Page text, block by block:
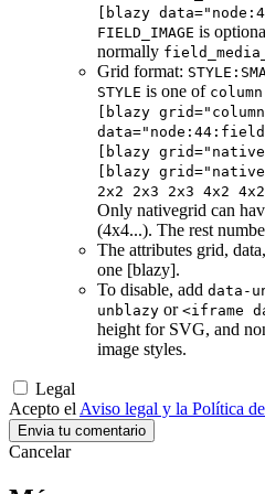
[blazy
FIELD_IMAGE is
normally
Grid format:
STYLE is one of
[blazy
[blazy
[blazy
2x2 2x3 2x3 4x2
Only nativegrid can
(4x4...). The rest
The attributes grid,
one [blazy].
To disable, add data-
unblazy or <iframe
height for SVG, and
image styles.
Legal
Acepto el Aviso legal y la Política
Cancelar